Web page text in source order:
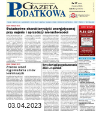
03.04.2023